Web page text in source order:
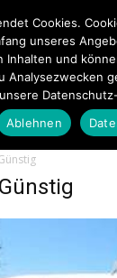
Cookies.
unseres
Inhalten und
Analysezwecken
Ablehnen